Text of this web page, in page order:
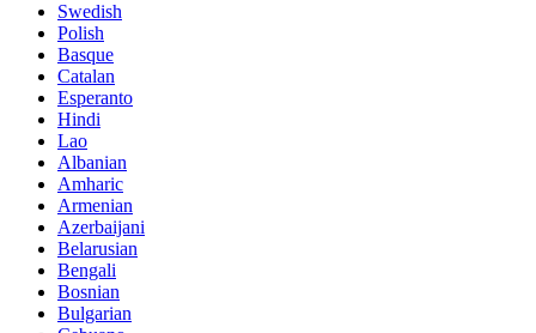
Swedish
Polish
Basque
Catalan
Esperanto
Hindi
Lao
Albanian
Amharic
Armenian
Azerbaijani
Belarusian
Bengali
Bosnian
Bulgarian